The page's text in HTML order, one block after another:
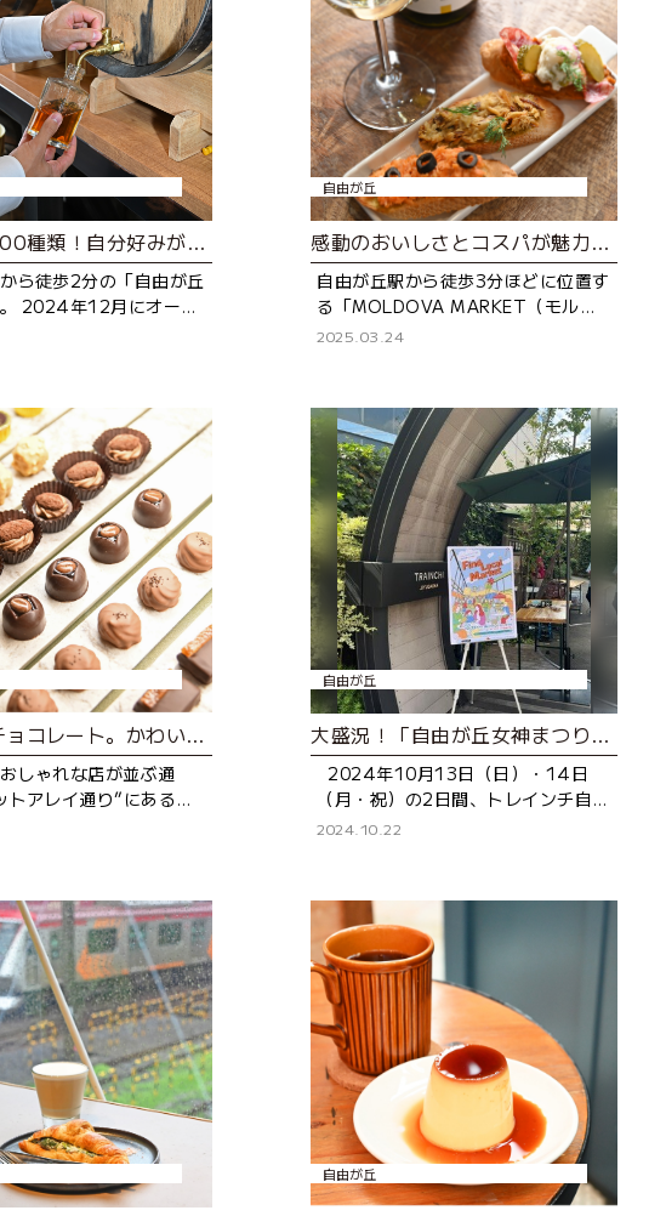
世界各国500種類！自分好みが見つかるウイスキー専門店
ら徒歩2分の「自由が丘
2024年12月にオープ
スキーの専門店です。
自由が丘
感動のおいしさとコスパが魅力！東欧モルドバのワインと食品専門店
自由が丘駅から徒歩3分ほどに位置す
る「MOLDOVA MARKET（モルド
バマーケット）」。 東欧の国、モル
2025.03.24
アートなチョコレート。かわいさに心ときめく！
しゃれな店が並ぶ通
トアレイ通り”にある
ルアメール 自由が丘
自由が丘
大盛況！「自由が丘女神まつり」と同日開催。「FIND LOCAL MARKET」レポート
2024年10月13日（日）・14日
（月・祝）の2日間、トレインチ自由
が丘で「FIND LOCAL MARKET」が
2024.10.22
自由が丘